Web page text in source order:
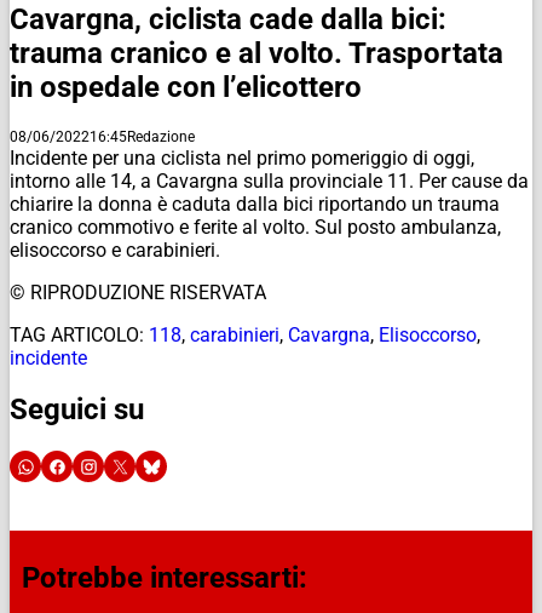
Cavargna, ciclista cade dalla bici:
trauma cranico e al volto. Trasportata
in ospedale con l’elicottero
08/06/202216:45Redazione
Incidente per una ciclista nel primo pomeriggio di oggi,
intorno alle 14, a Cavargna sulla provinciale 11. Per cause da
chiarire la donna è caduta dalla bici riportando un trauma
cranico commotivo e ferite al volto. Sul posto ambulanza,
elisoccorso e carabinieri.
© RIPRODUZIONE RISERVATA
TAG ARTICOLO: 118, carabinieri, Cavargna, Elisoccorso,
incidente
Seguici su
Potrebbe interessarti: